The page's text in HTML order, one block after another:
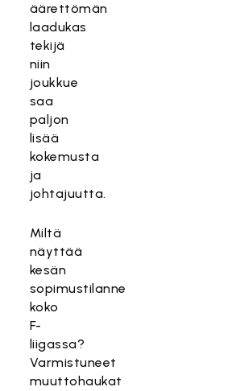
äärettömän
laadukas
tekijä
niin
joukkue
saa
paljon
lisää
kokemusta
ja
johtajuutta.
Miltä
näyttää
kesän
sopimustilanne
koko
F-
liigassa?
Varmistuneet
muuttohaukat